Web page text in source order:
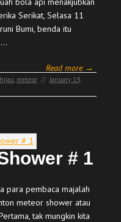
Serikat, Selasa 11
Bumi, benda itu
Read more →
, meteor // January 19,
# 1
para pembaca majalah
meteor shower atau
tak mungkin kita